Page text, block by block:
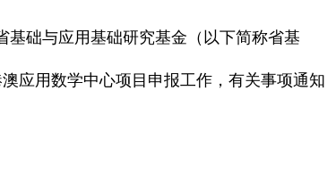
础与应用基础研究基金（以下简称省基
应用数学中心项目申报工作，有关事项通知